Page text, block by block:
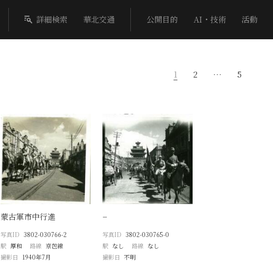
詳細検索 華北交通 公開目的 AI・技術 活動
1 2 … 5
蒙古軍市中行進
写真ID 3802-030766-2
駅 厚和 路線 京包線
撮影日
1940年7月
−
写真ID 3802-030765-0
駅 なし 路線 なし
撮影日 不明